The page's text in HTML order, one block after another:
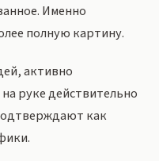
Именно
полную картину.
активно
руке действительно
как